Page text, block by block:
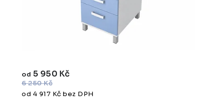
od 4 917 Kč bez DPH
od 5 950 Kč
6 250 Kč